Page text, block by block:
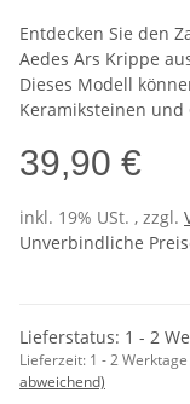
Entdecken Sie den
Aedes Ars Krippe
Dieses Modell
Keramiksteinen
39,90 €
inkl. 19% USt. , zzgl.
Unverbindliche
Lieferstatus: 1 - 2
Lieferzeit: 1 - 2 Werktage
abweichend)